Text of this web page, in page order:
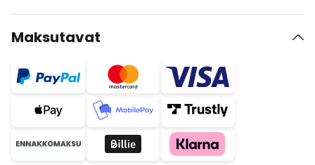
Maksutavat